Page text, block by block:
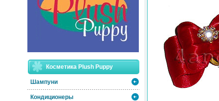
Косметика Plush Puppy
Шампуни
Кондиционеры